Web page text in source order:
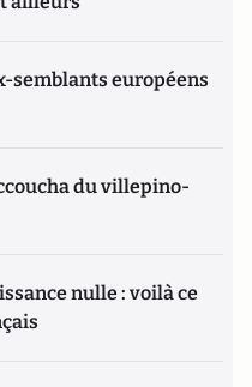
semblants européens
du villepino-
nulle : voilà ce